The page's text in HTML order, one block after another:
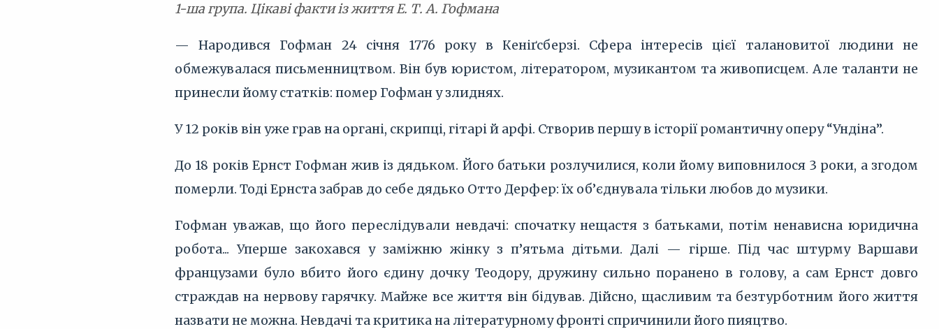
1-ша група. Цікаві факти із життя Е. Т. А. Гофмана
— Народився Гофман 24 січня 1776 року в Кеніґсберзі. Сфера інтересів цієї талановитої людини не
обмежувалася письменництвом. Він був юристом, літератором, музикантом та живописцем. Але таланти не
принесли йому статків: помер Гофман у злиднях.
У 12 років він уже грав на органі, скрипці, гітарі й арфі. Створив першу в історії романтичну оперу “Ундіна”.
До 18 років Ернст Гофман жив із дядьком. Його батьки розлучилися, коли йому виповнилося 3 роки, а згодом
померли. Тоді Ернста забрав до себе дядько Отто Дерфер: їх об’єднувала тільки любов до музики.
Гофман уважав, що його переслідували невдачі: спочатку нещастя з батьками, потім ненависна юридична
робота... Уперше закохався у заміжню жінку з п’ятьма дітьми. Далі — гірше. Під час штурму Варшави
французами було вбито його єдину дочку Теодору, дружину сильно поранено в голову, а сам Ернст довго
страждав на нервову гарячку. Майже все життя він бідував. Дійсно, щасливим та безтурботним його життя
назвати не можна. Невдачі та критика на літературному фронті спричинили його пияцтво.